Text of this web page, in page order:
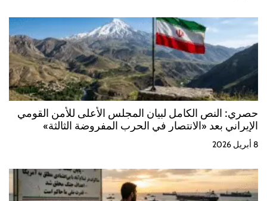
حصري: النص الكامل لبيان المجلس الأعلى للأمن القومي
الإيراني بعد «الانتصار في الحرب المفروضة الثالثة»
8 أبريل 2026